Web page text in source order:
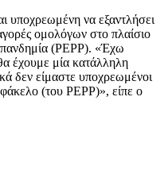
υποχρεωμένη να εξαντλήσει
ομολόγων στο πλαίσιο
πανδημία (PEPP). «Έχω
έχουμε μία κατάλληλη
δεν είμαστε υποχρεωμένοι
(του PEPP)», είπε ο